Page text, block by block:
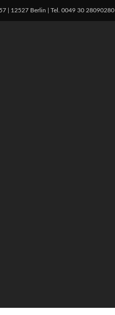
| 12527 Berlin | Tel. 0049 30 28090280